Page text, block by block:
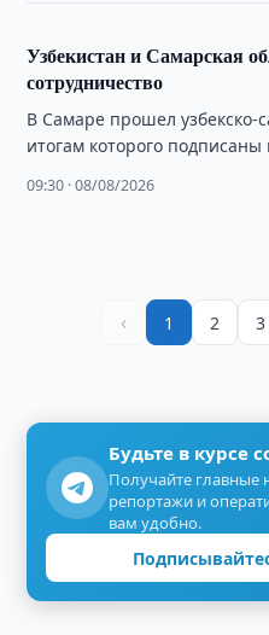
Узбекистан и Самарская
сотрудничество
В Самаре прошел узбекско-
итогам которого
этом сообщает Торгово-
09:30 · 08/08/2026
‹ 1 2 3
Будьте в курсе
Получайте главные
репортажи и
вам удобно.